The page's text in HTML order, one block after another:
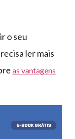
o seu
ler mais
as vantagens